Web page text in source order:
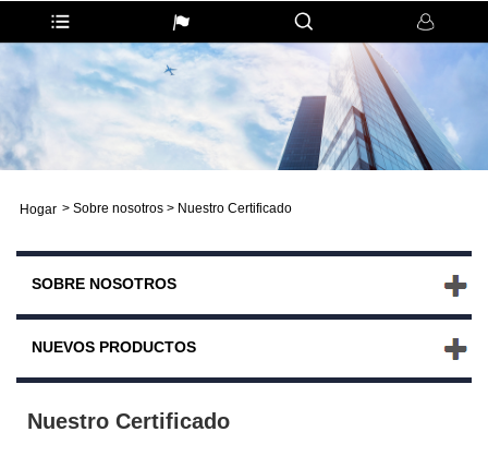
Hogar > Sobre nosotros > Nuestro Certificado
SOBRE NOSOTROS
NUEVOS PRODUCTOS
Nuestro Certificado